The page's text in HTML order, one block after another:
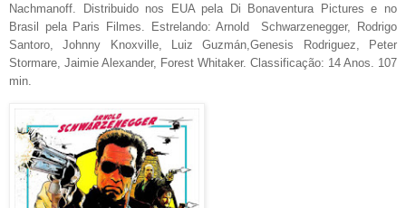
Nachmanoff. Distribuido nos EUA pela Di Bonaventura Pictures e no
Brasil pela Paris Filmes. Estrelando: Arnold Schwarzenegger, Rodrigo
Santoro, Johnny Knoxville, Luiz Guzmán,Genesis Rodriguez, Peter
Stormare, Jaimie Alexander, Forest Whitaker. Classificação: 14 Anos. 107
min.